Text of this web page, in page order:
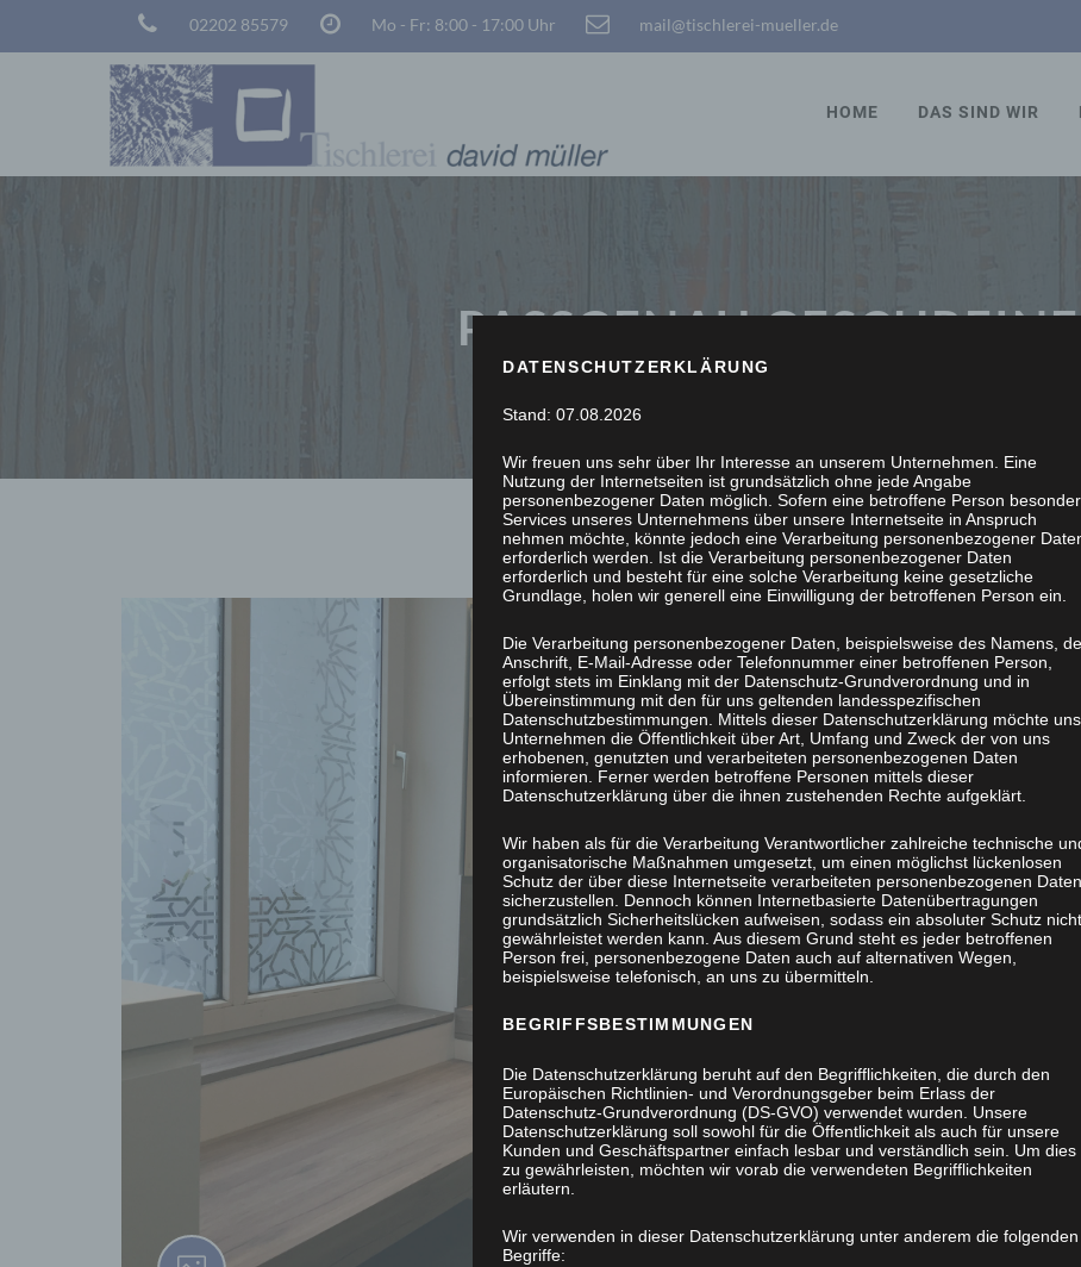
02202 85579 Mo - Fr: 8:00 - 17:00 Uhr mail@tischlerei-mueller.de
HOME DAS SIND WIR
PASSGENAU
DATENSCHUTZERKLÄRUNG
Stand: 07.08.2026
Wir freuen uns sehr über Ihr Interesse an unserem Unternehmen. Eine
Nutzung der Internetseiten ist grundsätzlich ohne jede Angabe
personenbezogener Daten möglich. Sofern eine betroffene Person
Services unseres Unternehmens über unsere Internetseite in Anspruch
nehmen möchte, könnte jedoch eine Verarbeitung personenbezogener
erforderlich werden. Ist die Verarbeitung personenbezogener Daten
erforderlich und besteht für eine solche Verarbeitung keine gesetzliche
Grundlage, holen wir generell eine Einwilligung der betroffenen Person ein.
Die Verarbeitung personenbezogener Daten, beispielsweise des Namens,
Anschrift, E-Mail-Adresse oder Telefonnummer einer betroffenen Person,
erfolgt stets im Einklang mit der Datenschutz-Grundverordnung und in
Übereinstimmung mit den für uns geltenden landesspezifischen
Datenschutzbestimmungen. Mittels dieser Datenschutzerklärung möchte
Unternehmen die Öffentlichkeit über Art, Umfang und Zweck der von uns
erhobenen, genutzten und verarbeiteten personenbezogenen Daten
informieren. Ferner werden betroffene Personen mittels dieser
Datenschutzerklärung über die ihnen zustehenden Rechte aufgeklärt.
Wir haben als für die Verarbeitung Verantwortlicher zahlreiche technische
organisatorische Maßnahmen umgesetzt, um einen möglichst lückenlosen
Schutz der über diese Internetseite verarbeiteten personenbezogenen Daten
sicherzustellen. Dennoch können Internetbasierte Datenübertragungen
grundsätzlich Sicherheitslücken aufweisen, sodass ein absoluter Schutz nicht
gewährleistet werden kann. Aus diesem Grund steht es jeder betroffenen
Person frei, personenbezogene Daten auch auf alternativen Wegen,
beispielsweise telefonisch, an uns zu übermitteln.
BEGRIFFSBESTIMMUNGEN
Die Datenschutzerklärung beruht auf den Begrifflichkeiten, die durch den
Europäischen Richtlinien- und Verordnungsgeber beim Erlass der
Datenschutz-Grundverordnung (DS-GVO) verwendet wurden. Unsere
Datenschutzerklärung soll sowohl für die Öffentlichkeit als auch für unsere
Kunden und Geschäftspartner einfach lesbar und verständlich sein. Um dies
zu gewährleisten, möchten wir vorab die verwendeten Begrifflichkeiten
erläutern.
Wir verwenden in dieser Datenschutzerklärung unter anderem die folgenden
Begriffe: